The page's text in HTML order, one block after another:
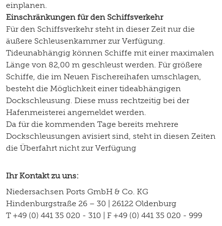
einplanen.
Einschränkungen für den Schiffsverkehr
Für den Schiffsverkehr steht in dieser Zeit nur die
äußere Schleusenkammer zur Verfügung.
Tideunabhängig können Schiffe mit einer maximalen
Länge von 82,00 m geschleust werden. Für größere
Schiffe, die im Neuen Fischereihafen umschlagen,
besteht die Möglichkeit einer tideabhängigen
Dockschleusung. Diese muss rechtzeitig bei der
Hafenmeisterei angemeldet werden.
Da für die kommenden Tage bereits mehrere
Dockschleusungen avisiert sind, steht in diesen Zeiten
die Überfahrt nicht zur Verfügung
Ihr Kontakt zu uns:
Niedersachsen Ports GmbH & Co. KG
Hindenburgstraße 26 – 30 | 26122 Oldenburg
T +49 (0) 441 35 020 - 310 | F +49 (0) 441 35 020 - 999